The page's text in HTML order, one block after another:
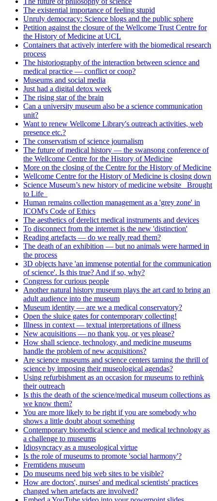
The existential importance of feeling stupid
Unruly democracy: Science blogs and the public sphere
Petition against the closure of the Wellcome Trust Centre for
the History of Medicine at UCL
Containers that actively interfere with the biomedical research
process
The historiography of the interaction between science and
medical practice — conflict or coop?
Museums and social media
Just had a digital detox week
The rising star of the brain
Can a university museum also be a science communication
unit?
Want to renew Wellcome Library's outreach activities, web
presence etc.?
The conservatism of science journalism
The future of medical history — the swansong conference of
the Wellcome Centre for the History of Medicine
More on the closing of the Centre for the History of Medicine
Wellcome Centre for the History of Medicine is closing down
Science Museum’s new history of medicine website _Brought
to Life_
Human remains collection management as a 'grey zone' in
ICOM's Code of Ethics
The aesthetics of derelict medical instruments and devices
To disconnect from the internet is the new 'distinction'
Reading artefacts — do we really read them?
The death of an exhibition — but no animals were harmed in
the process
3D objects have 'an immense potential for the communication
of science'. Is this true? And if so, why?
Congress for curious people
Another natural history museum plays the art card to bring an
adult audience into the museum
Museum identity — are we a medical conservatory?
Open the sluice gates for contemporary collecting!
Illness in context — textual interpretations of illness
New acquisitions — no thank you, or yes please?
How shall science, technology, and medicine museums
handle the problem of new acquisitions?
Are science museums and science centers taming the thrill of
science by imposing their museological agendas?
Using refurbishment as an occasion for museums to rethink
their outreach
Is this the death of the science/medical museum collections as
we know them?
You are more likely to be right if you are somebody who
shows a little doubt about something
Contemporary biomedical science and medical technology as
a challenge to museums
Idiosyncracy as a museological virtue
Is the role of museums to promote 'social harmony'?
Fremtidens museum
Do museums need big web sites to be visible?
How are doctors', nurses' and medical scientists' practices
changed when artefacts are involved?